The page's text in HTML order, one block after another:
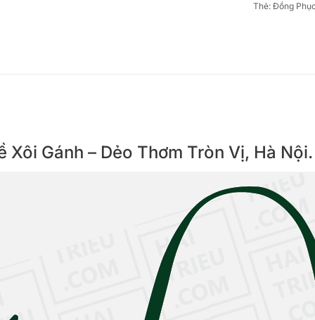
Thẻ: Đồng
Xôi Gánh – Dẻo Thơm Tròn Vị, Hà Nội.